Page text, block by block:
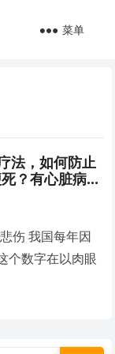
菜单
法，如何防止
？有心脏病风
伤 我国每年因
个数字在以肉眼